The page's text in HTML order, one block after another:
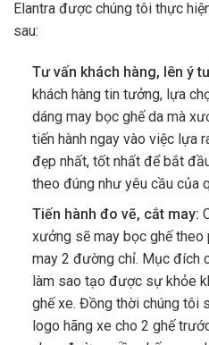
Elantra được chúng tôi thực
sau:
Tư vấn khách hàng, lên ý
khách hàng tin tưởng, lựa
dáng may bọc ghế da mà
tiến hành ngay vào việc lựa
đẹp nhất, tốt nhất để bắt
theo đúng như yêu cầu của
Tiến hành đo vẽ, cắt may:
xưởng sẽ may bọc ghế theo
may 2 đường chỉ. Mục đích
làm sao tạo được sự khỏe
ghế xe. Đồng thời chúng tôi
logo hãng xe cho 2 ghế